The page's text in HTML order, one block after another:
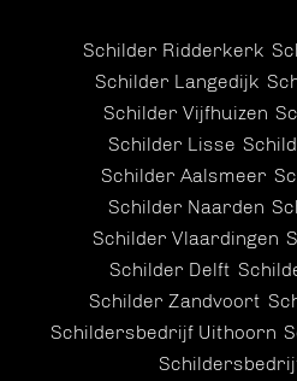
Schilder Ridderkerk
Schilder Langedijk
Schilder Vijfhuizen
Schilder Lisse
Schilder Aalsmeer
Schilder Naarden
Schilder Vlaardingen
Schilder Delft
Schilder Zandvoort
Schildersbedrijf Uithoorn